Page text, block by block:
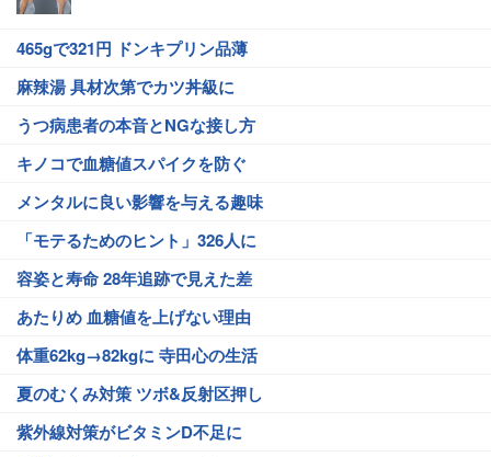
465gで321円 ドンキプリン品薄
麻辣湯 具材次第でカツ丼級に
うつ病患者の本音とNGな接し方
キノコで血糖値スパイクを防ぐ
メンタルに良い影響を与える趣味
「モテるためのヒント」326人に
容姿と寿命 28年追跡で見えた差
あたりめ 血糖値を上げない理由
体重62kg→82kgに 寺田心の生活
夏のむくみ対策 ツボ&反射区押し
紫外線対策がビタミンD不足に